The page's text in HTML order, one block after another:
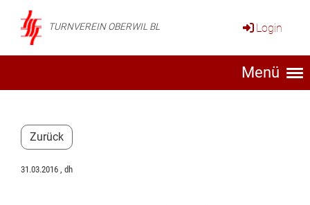
TURNVEREIN OBERWIL BL Login
Menü
Zurück
31.03.2016 , dh